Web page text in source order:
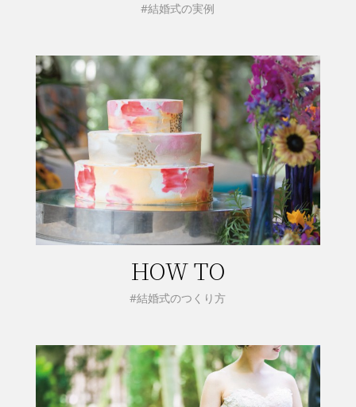
#結婚式の実例
HOW TO
#結婚式のつくり方